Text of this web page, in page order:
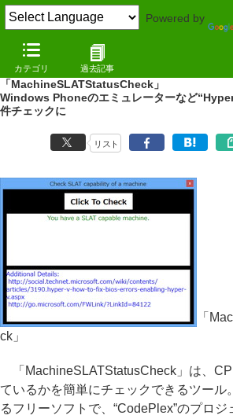
Powered by
カテゴリ 過去記事
NEWS（12/10/31 16:37）
CPUが“SLAT”に対応しているかを簡単にチェ
「MachineSLATStatusCheck」
Windows Phoneのエミュレーターなど
件チェックに
リスト
「
ck」
「MachineSLATStatusCheck」は、
ているかを簡単にチェックできるツール
るフリーソフトで、“CodePlex”のプロ